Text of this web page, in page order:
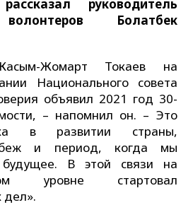
руководитель
Болатбек
Жомарт Токаев на
Национального совета
объявил 2021 год 30-
– напомнил он. – Это
в развитии страны,
и период, когда мы
В этой связи на
уровне стартовал